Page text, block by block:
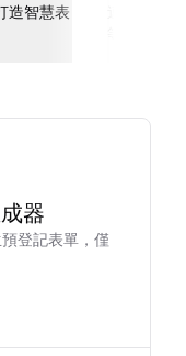
造智慧表
器
登記表單，僅